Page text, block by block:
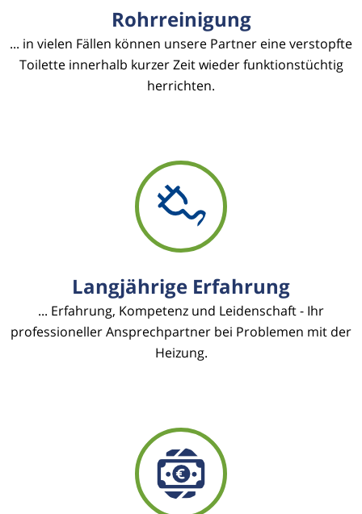
Rohrreinigung
... in vielen Fällen können unsere Partner eine verstopfte
Toilette innerhalb kurzer Zeit wieder funktionstüchtig
herrichten.
Langjährige Erfahrung
... Erfahrung, Kompetenz und Leidenschaft - Ihr
professioneller Ansprechpartner bei Problemen mit der
Heizung.